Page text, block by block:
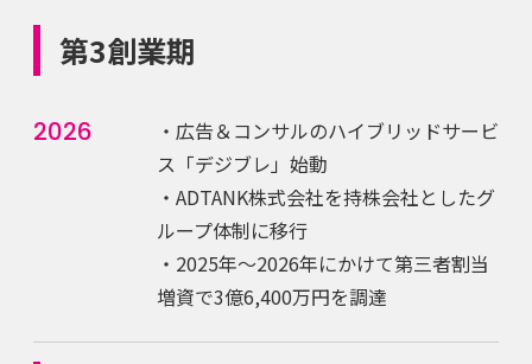
第3創業期
2026
・広告＆コンサルのハイブリッドサービ
ス「デジブレ」始動
・ADTANK株式会社を持株会社としたグ
ループ体制に移行
・2025年〜2026年にかけて第三者割当
増資で3億6,400万円を調達